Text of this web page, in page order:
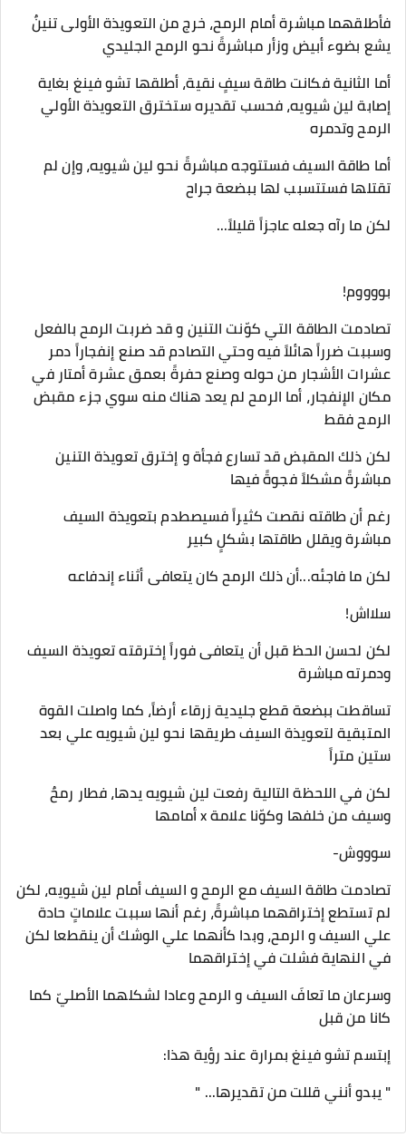
فأطلقهما مباشرة أمام الرمح، خرج من التعويذة الأولى تنينٌ
يشع بضوء أبيض وزأر مباشرةً نحو الرمح الجليدي
أما الثانية فكانت طاقة سيفٍ نقية، أطلقها تشو فينغ بغاية
إصابة لين شيويه، فحسب تقديره ستخترق التعويذة الأولي
الرمح وتدمره
أما طاقة السيف فستتوجه مباشرةً نحو لين شيويه، وإن لم
تقتلها فستتسبب لها ببضعة جراح
لكن ما رآه جعله عاجزاً قليلاً...
بووووم!
تصادمت الطاقة التي كوّنت التنين و قد ضربت الرمح بالفعل
وسببت ضرراً هائلاً فيه وحتي التصادم قد صنع إنفجاراً دمر
عشرات الأشجار من حوله وصنع حفرةً بعمق عشرة أمتار في
مكان الإنفجار، أما الرمح لم يعد هناك منه سوي جزء مقبض
الرمح فقط
لكن ذلك المقبض قد تسارع فجأة و إخترق تعويذة التنين
مباشرةً مشكلاً فجوةً فيها
رغم أن طاقته نقصت كثيراً فسيصطدم بتعويذة السيف
مباشرة ويقلل طاقتها بشكلٍ كبير
لكن ما فاجئه...أن ذلك الرمح كان يتعافى أثناء إندفاعه
سلااش!
لكن لحسن الحظ قبل أن يتعافى فوراً إخترقته تعويذة السيف
ودمرته مباشرة
تساقطت ببضعة قطع جليدية زرقاء أرضاً، كما واصلت القوة
المتبقية لتعويذة السيف طريقها نحو لين شيويه علي بعد
ستين متراً
لكن في اللحظة التالية رفعت لين شيويه يدها، فطار رمحٌ
وسيف من خلفها وكوّنا علامة x أمامها
سوووش-
تصادمت طاقة السيف مع الرمح و السيف أمام لين شيويه، لكن
لم تستطع إختراقهما مباشرةً، رغم أنها سببت علاماتٍ حادة
علي السيف و الرمح، وبدا كأنهما علي الوشك أن ينقطعا لكن
في النهاية فشلت في إختراقهما
وسرعان ما تعافَ السيف و الرمح وعادا لشكلهما الأصليّ كما
كانا من قبل
إبتسم تشو فينغ بمرارة عند رؤية هذا:
" يبدو أنني قللت من تقديرها... "